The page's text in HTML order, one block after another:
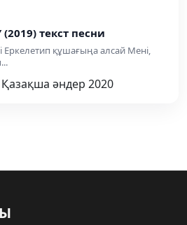
(2019) текст песни
Еркелетип құшағыңа алсай Мені,
әндер 2020